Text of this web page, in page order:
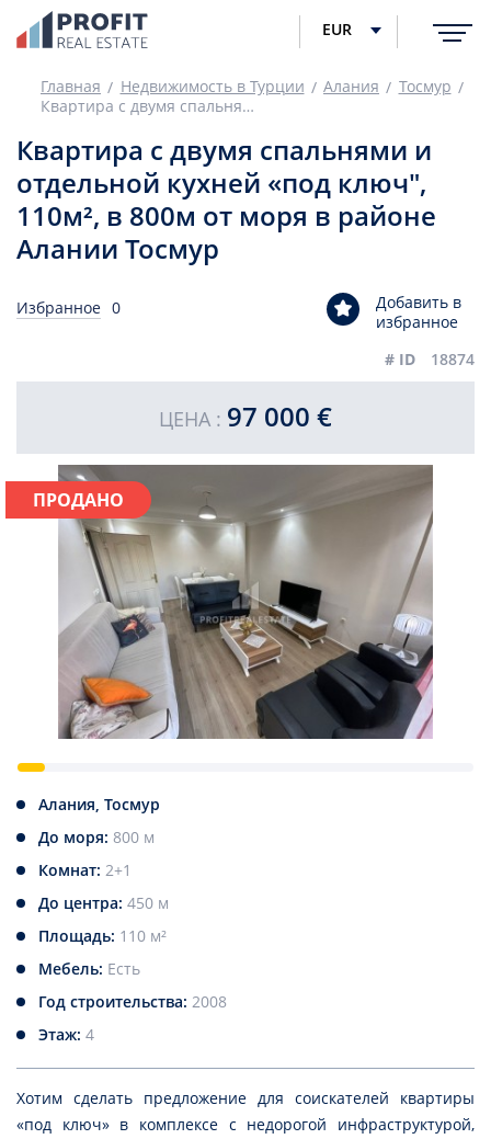
EUR
Главная Недвижимость в Турции Алания
Тосмур
Квартира с двумя спальнями и отдельной кухней «под ключ", 110м², в 800м от моря в районе Алании Тосмур
Квартира с двумя спальнями и
отдельной кухней «под ключ",
110м², в 800м от моря в районе
Алании Тосмур
Избранное 0
Добавить в
избранное
# ID
18874
ЦЕНА : 97 000 €
ПРОДАНО
Алания, Тосмур
До моря: 800 м
Комнат: 2+1
До центра: 450 м
Площадь: 110 м²
Мебель: Есть
Год строительства: 2008
Этаж: 4
Хотим сделать предложение для соискателей квартиры
«под ключ» в комплексе с недорогой инфраструктурой,